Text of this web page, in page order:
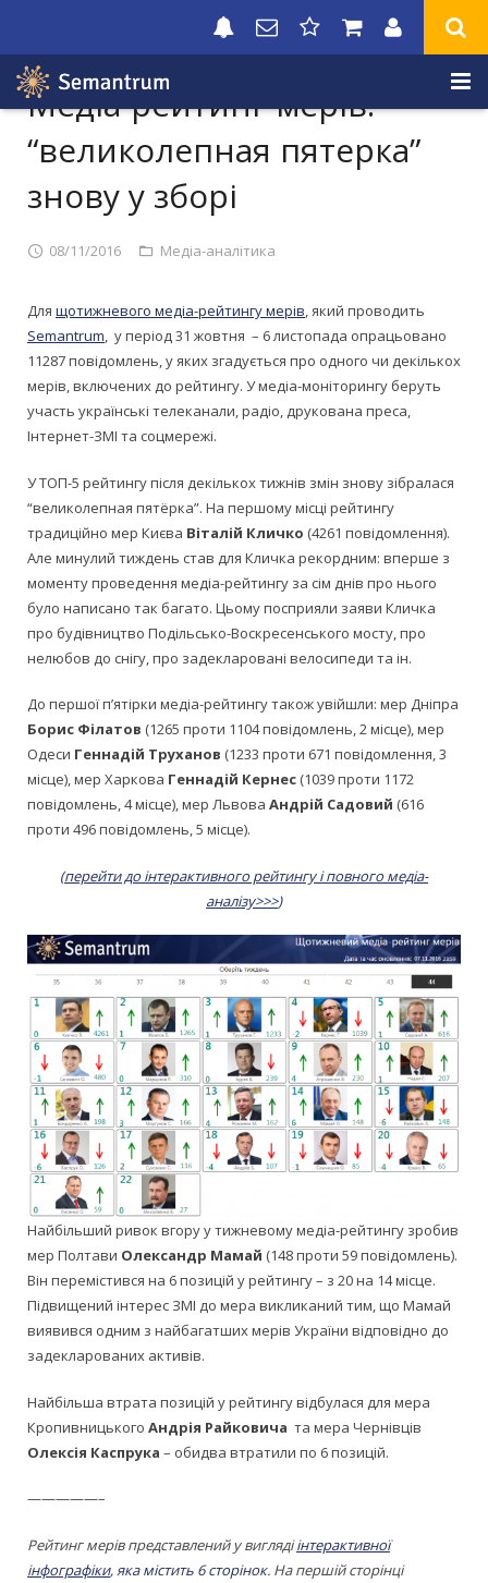
0 800 21 01 02
Про систему
Медіа-тест
Медіа-рейтинг мерів:
“великолепная пятерка”
знову у зборі
08/11/2016 Медіа-аналітика
Для щотижневого медіа-рейтингу мерів, який проводить
Semantrum, у період 31 жовтня – 6 листопада опрацьовано
11287 повідомлень, у яких згадується про одного чи декількох
мерів, включених до рейтингу. У медіа-моніторингу беруть
участь українські телеканали, радіо, друкована преса,
Інтернет-ЗМІ та соцмережі.
У ТОП-5 рейтингу після декількох тижнів змін знову зібралася
“великолепная пятёрка”. На першому місці рейтингу
традиційно мер Києва Віталій Кличко (4261 повідомлення).
Але минулий тиждень став для Кличка рекордним: вперше з
моменту проведення медіа-рейтингу за сім днів про нього
було написано так багато. Цьому посприяли заяви Кличка
про будівництво Подільсько-Воскресенського мосту, про
нелюбов до снігу, про задекларовані велосипеди та ін.
До першої п’ятірки медіа-рейтингу також увійшли: мер Дніпра
Борис Філатов (1265 проти 1104 повідомлень, 2 місце), мер
Одеси Геннадій Труханов (1233 проти 671 повідомлення, 3
місце), мер Харкова Геннадій Кернес (1039 проти 1172
повідомлень, 4 місце), мер Львова Андрій Садовий (616
проти 496 повідомлень, 5 місце).
(перейти до інтерактивного рейтингу і повного медіа-
аналізу>>>)
Найбільший ривок вгору у тижневому медіа-рейтингу зробив
мер Полтави Олександр Мамай (148 проти 59 повідомлень).
Він перемістився на 6 позицій у рейтингу – з 20 на 14 місце.
Підвищений інтерес ЗМІ до мера викликаний тим, що Мамай
виявився одним з найбагатших мерів України відповідно до
задекларованих активів.
Найбільша втрата позицій у рейтингу відбулася для мера
Кропивницького Андрія Райковича та мера Чернівців
Олексія Каспрука – обидва втратили по 6 позицій.
—————–
Рейтинг мерів представлений у виглядіінтерактивної
інфографіки, яка містить 6 сторінок. На першій сторінці